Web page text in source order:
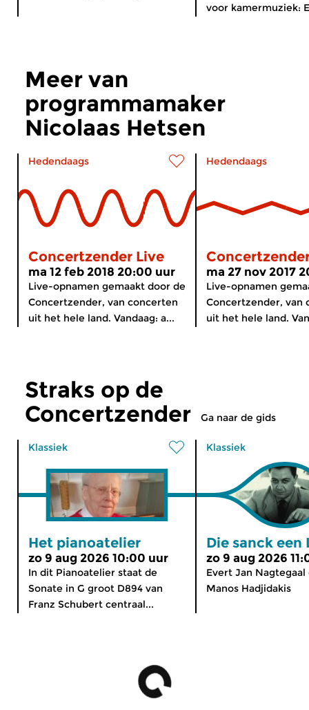
voor kamermuziek:
Meer van
programmamaker
Nicolaas Hetsen
Hedendaags
Concertzender Live
ma 12 feb 2018 20:00 uur
Live-opnamen gemaakt door de
Concertzender, van concerten
uit het hele land. Vandaag: a...
Hedendaags
ma 27 nov 2017
Live-opnamen
Concertzender, van
uit het hele land.
Straks op de
Concertzender
Ga naar de gids
Klassiek
Het pianoatelier
zo 9 aug 2026 10:00 uur
In dit Pianoatelier staat de
Sonate in G groot D894 van
Franz Schubert centraal...
Klassiek
Die sanck een
zo 9 aug 2026
Evert Jan Nagtegaal
Manos Hadjidakis